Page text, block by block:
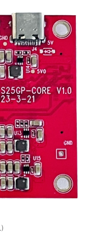
）